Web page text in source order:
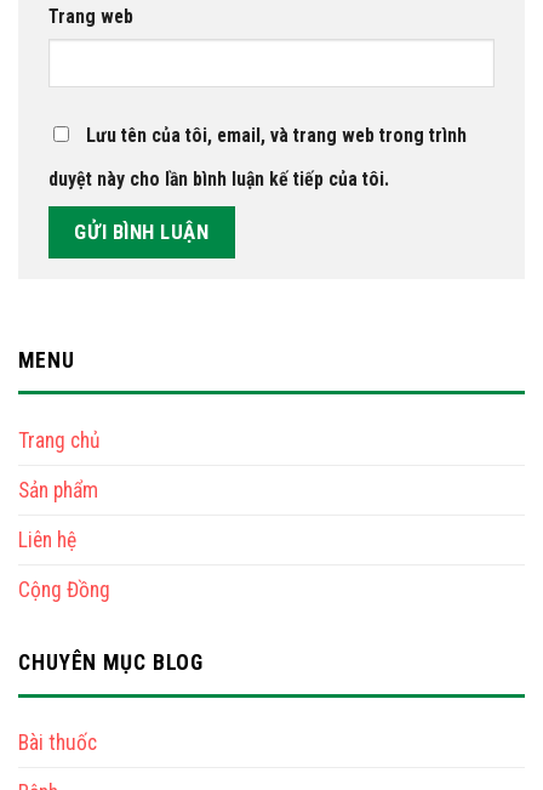
Trang web
Lưu tên của tôi, email, và trang web trong trình
duyệt này cho lần bình luận kế tiếp của tôi.
MENU
Trang chủ
Sản phẩm
Liên hệ
Cộng Đồng
CHUYÊN MỤC BLOG
Bài thuốc